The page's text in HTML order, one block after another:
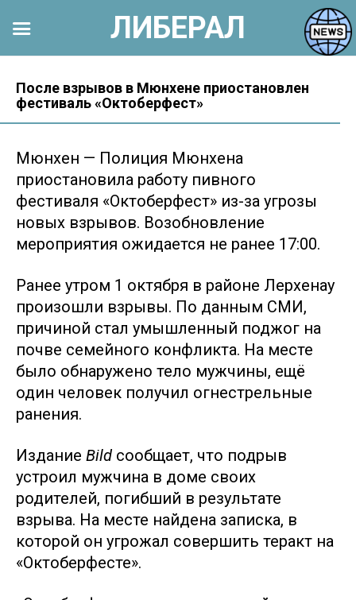
контенту
После взрывов в Мюнхене приостановлен
фестиваль «Октоберфест»
Мюнхен — Полиция Мюнхена
приостановила работу пивного
фестиваля «Октоберфест» из-за угрозы
новых взрывов. Возобновление
мероприятия ожидается не ранее 17:00.
Ранее утром 1 октября в районе Лерхенау
произошли взрывы. По данным СМИ,
причиной стал умышленный поджог на
почве семейного конфликта. На месте
было обнаружено тело мужчины, ещё
один человек получил огнестрельные
ранения.
Издание Bild сообщает, что подрыв
устроил мужчина в доме своих
родителей, погибший в результате
взрыва. На месте найдена записка, в
которой он угрожал совершить теракт на
«Октоберфесте».
ЛИБЕРАЛ